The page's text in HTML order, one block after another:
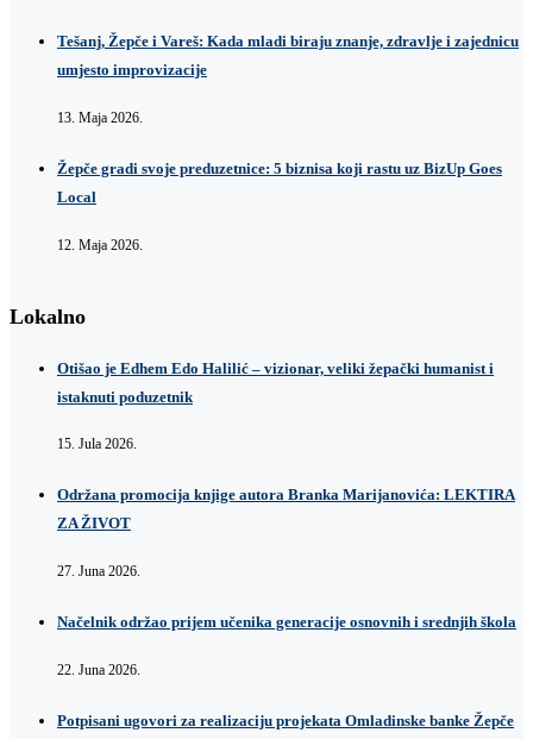
Tešanj, Žepče i Vareš: Kada mladi biraju znanje, zdravlje i zajednicu
umjesto improvizacije
13. Maja 2026.
Žepče gradi svoje preduzetnice: 5 biznisa koji rastu uz BizUp Goes
Local
12. Maja 2026.
Lokalno
Otišao je Edhem Edo Halilić – vizionar, veliki žepački humanist i
istaknuti poduzetnik
15. Jula 2026.
Održana promocija knjige autora Branka Marijanovića: LEKTIRA
ZA ŽIVOT
27. Juna 2026.
Načelnik održao prijem učenika generacije osnovnih i srednjih škola
22. Juna 2026.
Potpisani ugovori za realizaciju projekata Omladinske banke Žepče